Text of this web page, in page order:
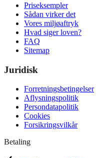
Priseksempler
Sådan virker det
Vores miljøaftryk
Hvad siger loven?
FAQ
Sitemap
Juridisk
Forretningsbetingelser
Aflysningspolitik
Persondatapolitik
Cookies
Forsikringsvilkår
Betaling